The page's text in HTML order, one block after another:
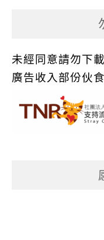
未經同意請勿下
廣告收入部份伙